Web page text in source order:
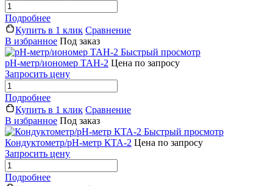
Подробнее
Купить в 1 клик Сравнение
В избранное Под заказ
Быстрый просмотр
рН-метр/иономер ТАН-2 Цена по запросу
Запросить цену
Подробнее
Купить в 1 клик Сравнение
В избранное Под заказ
Быстрый просмотр
Кондуктометр/рН-метр КТА-2 Цена по запросу
Запросить цену
Подробнее